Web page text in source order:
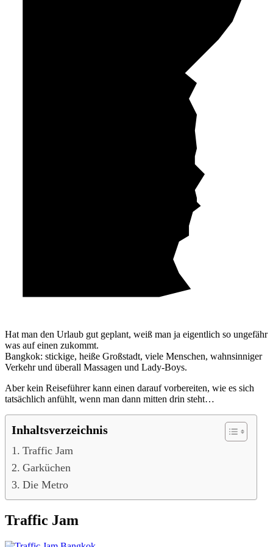
Hat man den Urlaub gut geplant, weiß man ja eigentlich so ungefähr
was auf einen zukommt.
Bangkok: stickige, heiße Großstadt, viele Menschen, wahnsinniger
Verkehr und überall Massagen und Lady-Boys.
Aber kein Reiseführer kann einen darauf vorbereiten, wie es sich
tatsächlich anfühlt, wenn man dann mitten drin steht…
Inhaltsverzeichnis
Traffic Jam
Garküchen
Die Metro
Traffic Jam